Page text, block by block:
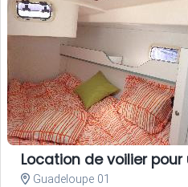
Location de voilier
Guadeloupe 01